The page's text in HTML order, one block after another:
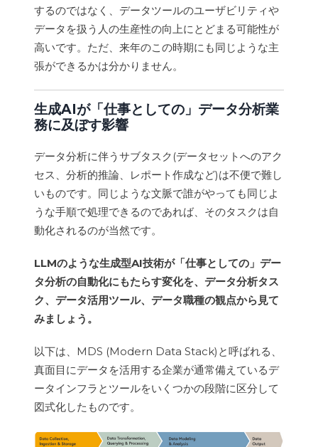
するのではなく、データツールのユーザビリティや
データを扱う人の生産性の向上にとどまる可能性が
高いです。ただ、来年のこの時期にも同じような主
張ができるかは分かりません。
生成AIが「仕事としての」データ分析業
務に及ぼす影響
データ分析に伴うサブタスク(データセットへのアク
セス、分析的推論、レポート作成など)は不便で難し
いものです。同じような文脈で誰がやっても同じよ
うな手順で処理できるのであれば、そのタスクは自
動化されるのが当然です。
LLMのような生成型AI技術が「仕事としての」デー
タ分析の自動化にもたらす変化を、データ分析タス
ク、データ活用ツール、データ職種の観点から見て
みましょう。
以下は、MDS (Modern Data Stack)と呼ばれる、
真面目にデータを活用する企業が通常備えているデ
ータインフラとツールをいくつかの段階に区分して
図式化したものです。